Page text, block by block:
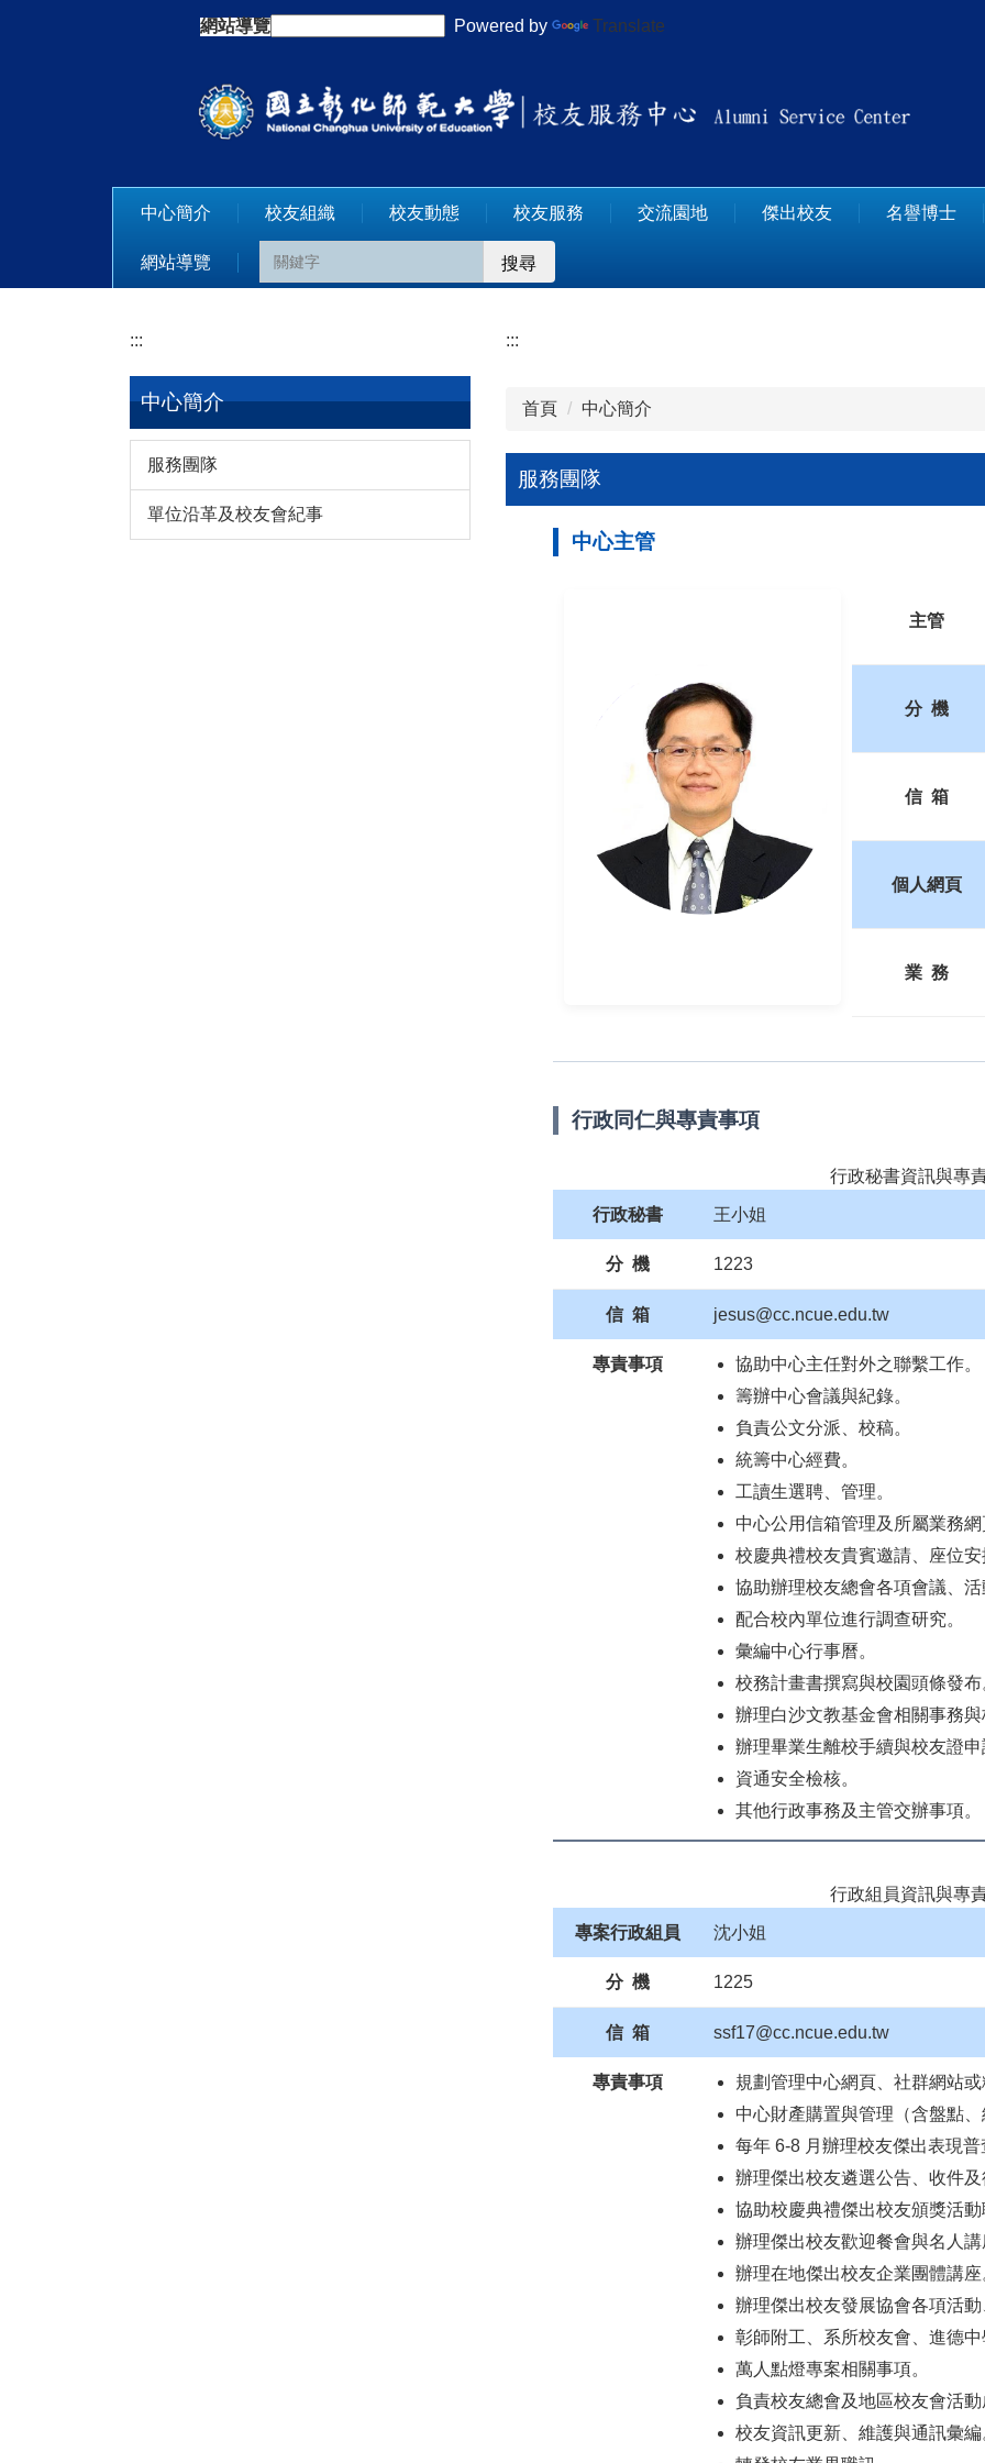
網站導覽 Powered by Translate
中心簡介 校友組織 校友動態 校友服務 交流園地 傑出校友 名譽博士
網站導覽 搜尋
:::
中心簡介
服務團隊
單位沿革及校友會紀事
:::
首頁 中心簡介
服務團隊
:::
主
中心主管
主管
分 機
信 箱
個人網頁
業 務
行政同仁與專責事項
行政秘書資訊與專
行政秘書 王小姐
分 機 1223
信 箱 jesus@cc.ncue.edu.tw
專責事項
協助中心主任對外之聯繫工作。
籌辦中心會議與紀錄。
負責公文分派、校稿。
統籌中心經費。
工讀生選聘、管理。
中心公用信箱管理及所屬業務
校慶典禮校友貴賓邀請、座位
協助辦理校友總會各項會議、
配合校內單位進行調查研究。
彙編中心行事曆。
校務計畫書撰寫與校園頭條發布
辦理白沙文教基金會相關事務
辦理畢業生離校手續與校友證
資通安全檢核。
其他行政事務及主管交辦事項。
行政組員資訊與專
專案行政組員 沈小姐
分 機 1225
信 箱 ssf17@cc.ncue.edu.tw
專責事項
規劃管理中心網頁、社群網站
中心財產購置與管理（含盤點
每年 6-8 月辦理校友傑出表現
辦理傑出校友遴選公告、收件
協助校慶典禮傑出校友頒獎活
辦理傑出校友歡迎餐會與名人
辦理在地傑出校友企業團體講座
辦理傑出校友發展協會各項活
彰師附工、系所校友會、進德
萬人點燈專案相關事項。
負責校友總會及地區校友會活
校友資訊更新、維護與通訊彙編